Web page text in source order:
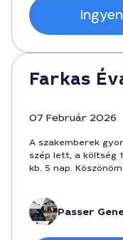
Farkas
07 Február 2026
A szakemberek
szép lett, a költség
kb. 5 nap.
Passer